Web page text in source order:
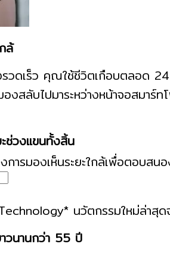
ล้
วดเร็ว คุณใช้ชีวิตเกือบตลอด
งสลับไปมาระหว่างหน้าจอสมา
นี้ล้วนเกิดขึ้น
การมองเห็นระยะใกล้เพื่อตอบส
คมชัดทุ
นวัตกรรมใหม่ล่าสุด
ส์แว่นตา